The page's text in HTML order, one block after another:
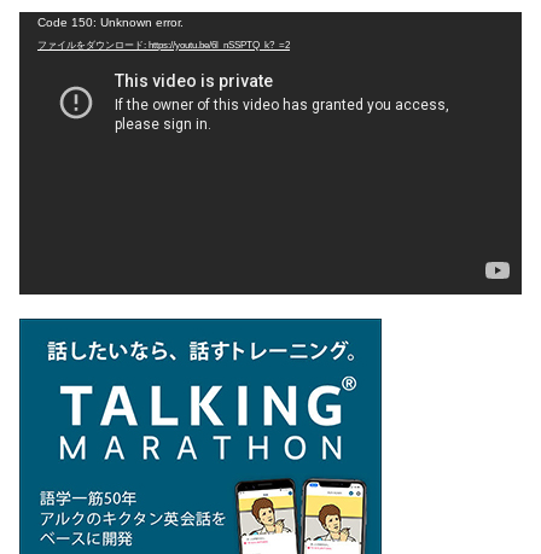
Code 150: Unknown error.
ファイルをダウンロード: https://youtu.be/6l_nSSPTQ_k?_=2